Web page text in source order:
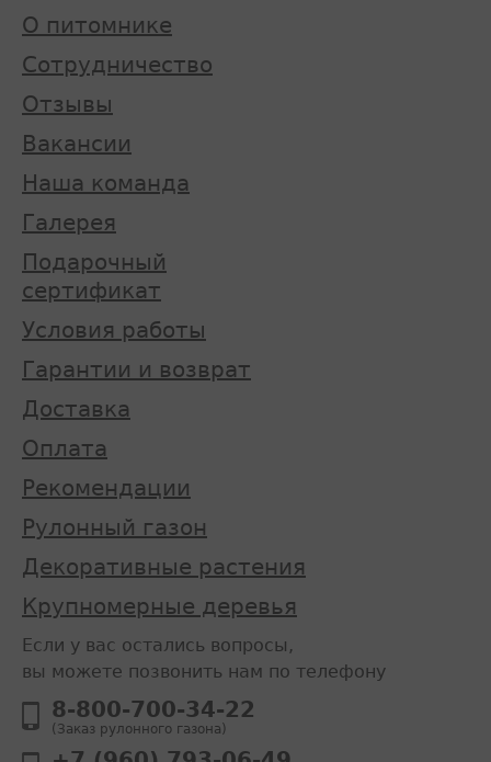
О питомнике
Сотрудничество
Отзывы
Вакансии
Наша команда
Галерея
Подарочный
сертификат
Условия работы
Гарантии и возврат
Доставка
Оплата
Рекомендации
Рулонный газон
Декоративные растения
Крупномерные деревья
Если у вас остались вопросы,
вы можете позвонить нам по телефону
8-800-700-34-22
(Заказ рулонного газона)